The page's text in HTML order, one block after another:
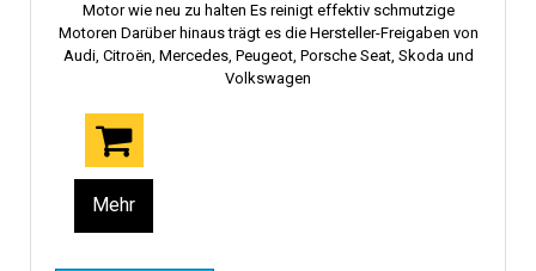
Motor wie neu zu halten Es reinigt effektiv schmutzige
Motoren Darüber hinaus trägt es die Hersteller-Freigaben von
Audi, Citroën, Mercedes, Peugeot, Porsche Seat, Skoda und
Volkswagen
Mehr